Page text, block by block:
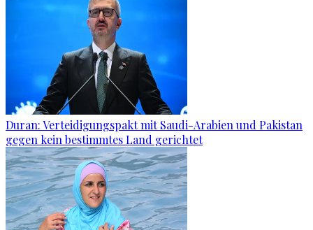
Duran: Verteidigungspakt mit Saudi-Arabien und Pakistan
gegen kein bestimmtes Land gerichtet